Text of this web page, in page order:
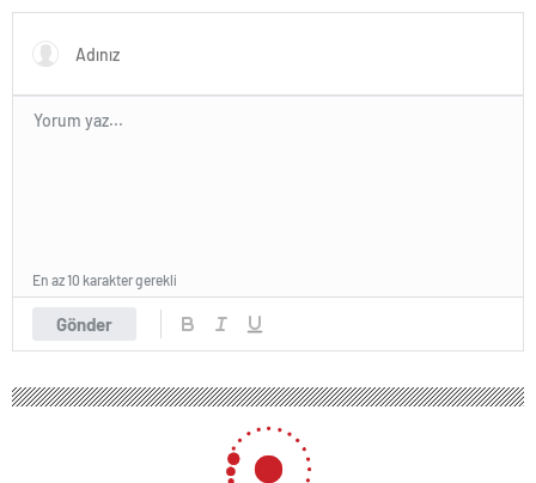
Gönder
En az 10 karakter gerekli